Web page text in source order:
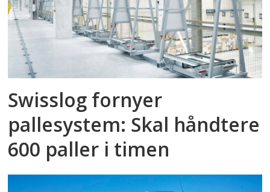
Swisslog fornyer
pallesystem: Skal håndtere
600 paller i timen